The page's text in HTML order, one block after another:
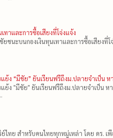
ทาและการซื้อเสียงที่โจ่งแจ้ง
ชนะบนกองเงินทุนเทาและการซื้อเสียงที่โ
ย้ง “มีชัย” ยันเรียนฟรีถึงม.ปลายจำเป็น
ย้ง "มีชัย" ยันเรียนฟรีถึงม.ปลายจำเป็น
ทย สำหรับคนไทยทุกหมู่เหล่า โดย ดร.​